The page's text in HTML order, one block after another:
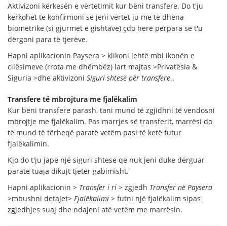
Aktivizoni kërkesën e vërtetimit kur bëni transfere. Do t'ju
kërkohet të konfirmoni se jeni vërtet ju me të dhëna
biometrike (si gjurmët e gishtave) çdo herë përpara se t'u
dërgoni para të tjerëve.
Hapni aplikacionin Paysera > klikoni lehtë mbi ikonën e
cilësimeve (rrota me dhëmbëz) lart majtas >Privatësia &
Siguria >dhe aktivizoni Siguri shtesë për transfere..
Transfere të mbrojtura me fjalëkalim
Kur bëni transfere parash, tani mund të zgjidhni të vendosni
mbrojtje me fjalëkalim. Pas marrjes së transferit, marrësi do
të mund të tërheqë paratë vetëm pasi të ketë futur
fjalëkalimin.
Kjo do t'ju japë një siguri shtesë që nuk jeni duke dërguar
paratë tuaja dikujt tjetër gabimisht.
Hapni aplikacionin > Transfer i ri > zgjedh Transfer në Paysera
>mbushni detajet> Fjalëkalimi > futni një fjalëkalim sipas
zgjedhjes suaj dhe ndajeni atë vetëm me marrësin.